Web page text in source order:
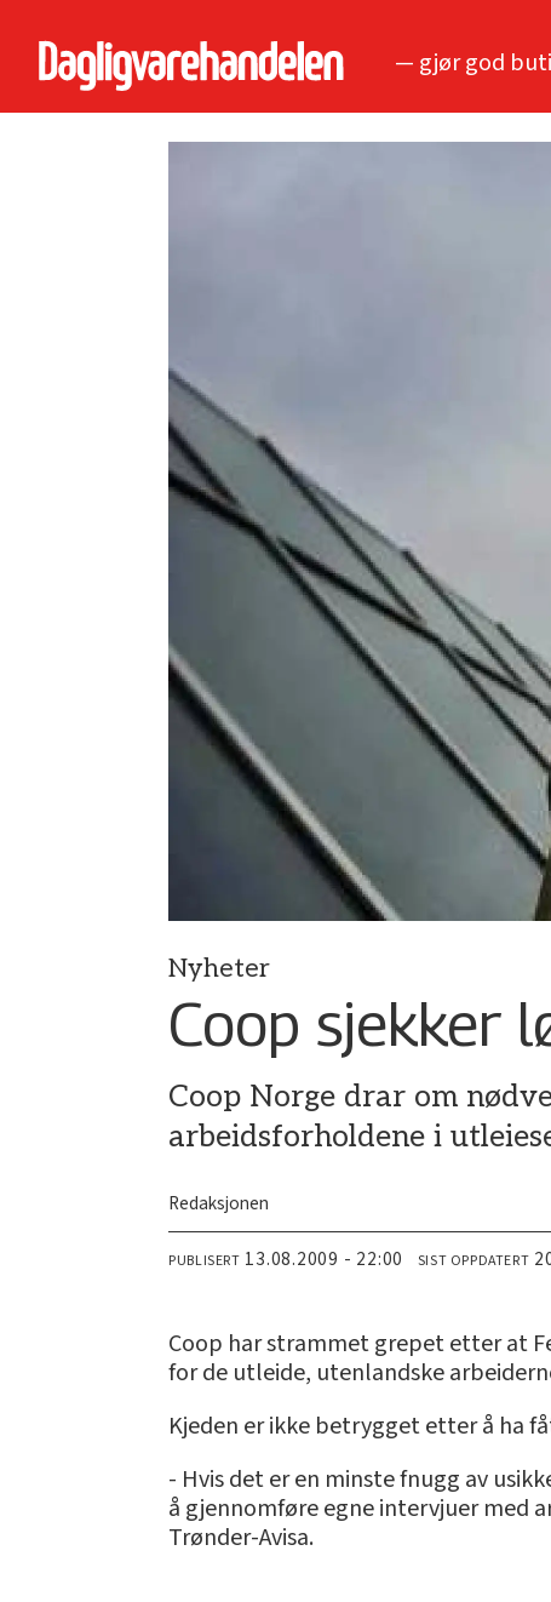
— gjør god
Nyheter
Coop sjekker
Coop Norge drar om
arbeidsforholdene i
Redaksjonen
PUBLISERT 13.08.2009 - 22:00 SIST OPPDATERT
Coop har strammet grepet etter at
for de utleide, utenlandske
Kjeden er ikke betrygget etter å ha
- Hvis det er en minste fnugg av
å gjennomføre egne intervjuer med
Trønder-Avisa.